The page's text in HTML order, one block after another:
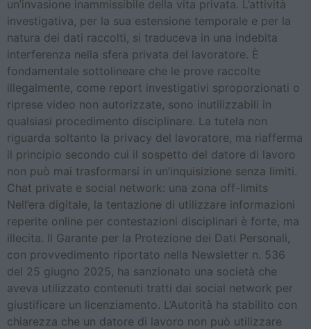
un’invasione inammissibile della vita privata. L’attività
investigativa, per la sua estensione temporale e per la
natura dei dati raccolti, si traduceva in una indebita
interferenza nella sfera privata del lavoratore. È
fondamentale sottolineare che le prove raccolte
illegalmente, come report investigativi sproporzionati o
riprese video non autorizzate, sono inutilizzabili in
qualsiasi procedimento disciplinare. La tutela non
riguarda soltanto la privacy del lavoratore, ma riafferma
il principio secondo cui il sospetto del datore di lavoro
non può mai trasformarsi in un’inquisizione senza limiti.
Chat private e social network: una zona off-limits
Nell’era digitale, la tentazione di utilizzare informazioni
reperite online per contestazioni disciplinari è forte, ma
illecita. Il Garante per la Protezione dei Dati Personali,
con provvedimento riportato nella Newsletter n. 536
del 25 giugno 2025, ha sanzionato una società che
aveva utilizzato contenuti tratti dai social network per
giustificare un licenziamento. L’Autorità ha stabilito con
chiarezza che un datore di lavoro non può utilizzare